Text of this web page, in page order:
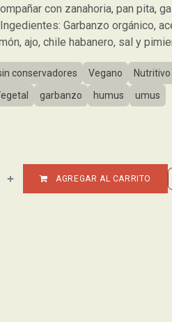
con zanahoria, pan pita,
Garbanzo orgánico,
ajo, chile habanero, sal y
conservadores Vegano Nutritivo
garbanzo humus umus
AGREGAR AL CARRITO